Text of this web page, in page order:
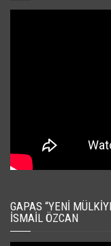
GAPAS “YENI
İSMAIL ÖZCAN